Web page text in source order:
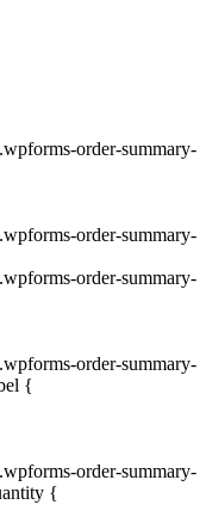
order-summary-
order-summary-
order-summary-
order-summary-
{
order-summary-
{